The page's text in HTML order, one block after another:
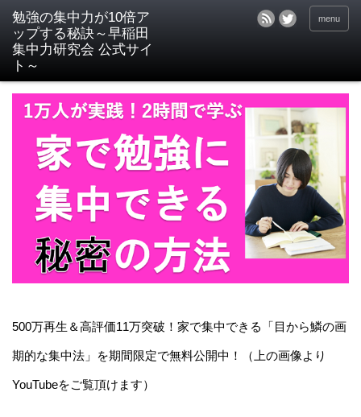
menu
500万再生＆高評価11万突破！家で集中できる「目から鱗の画
期的な集中法」を期間限定で無料公開中！（上の画像より
YouTubeをご覧頂けます）